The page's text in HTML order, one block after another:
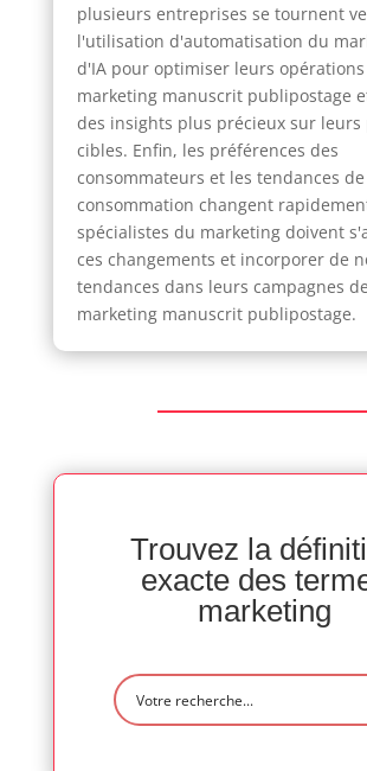
plusieurs entreprises se tournent
l'utilisation d'automatisation du
d'IA pour optimiser leurs opérations
marketing manuscrit publipostage
des insights plus précieux sur leurs
cibles. Enfin, les préférences des
consommateurs et les tendances de
consommation changent
spécialistes du marketing doivent
ces changements et incorporer de
tendances dans leurs campagnes de
marketing manuscrit publipostage.
Trouvez la
exacte des
marketing